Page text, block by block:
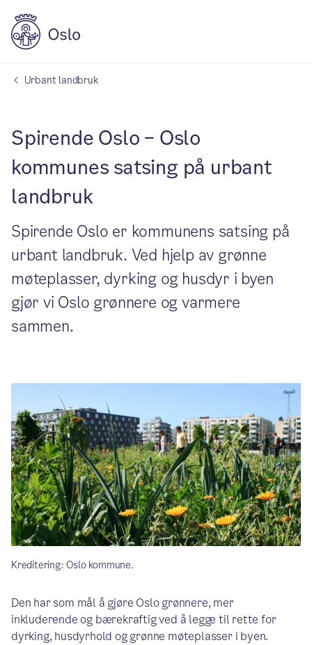
Urbant landbruk
Spirende Oslo – Oslo
kommunes satsing på urbant
landbruk
Spirende Oslo er kommunens satsing på
urbant landbruk. Ved hjelp av grønne
møteplasser, dyrking og husdyr i byen
gjør vi Oslo grønnere og varmere
sammen.
Kreditering: Oslo kommune.
Den har som mål å gjøre Oslo grønnere, mer
inkluderende og bærekraftig ved å legge til rette for
dyrking, husdyrhold og grønne møteplasser i byen.